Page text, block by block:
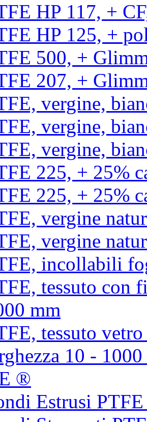
HP 117, +
HP 125, +
500, +
207, +
vergine,
vergine,
vergine,
225, + 25%
225, + 25%
vergine
vergine
incollabili
tessuto con
mm
tessuto
10 -
®
Estrusi